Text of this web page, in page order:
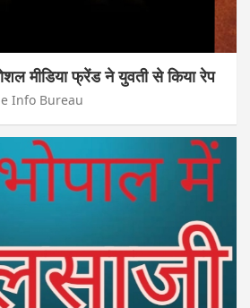
मीडिया फ्रेंड ने युवती से किया रेप
Info Bureau